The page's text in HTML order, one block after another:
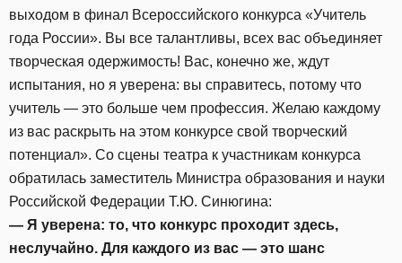
выходом в финал Всероссийского конкурса «Учитель
года России». Вы все талантливы, всех вас объединяет
творческая одержимость! Вас, конечно же, ждут
испытания, но я уверена: вы справитесь, потому что
учитель — это больше чем профессия. Желаю каждому
из вас раскрыть на этом конкурсе свой творческий
потенциал». Со сцены театра к участникам конкурса
обратилась заместитель Министра образования и науки
Российской Федерации Т.Ю. Синюгина:
— Я уверена: то, что конкурс проходит здесь,
неслучайно. Для каждого из вас — это шанс